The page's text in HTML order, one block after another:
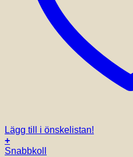
Lägg till i önskelistan!
+
Den
Snabbkoll